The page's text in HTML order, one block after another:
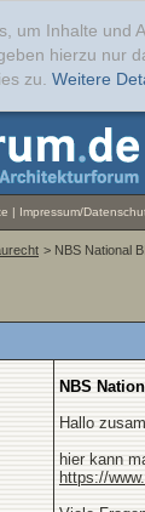
um Inhalte und
hierzu nur
zu. Weitere
| Impressum/
> NBS National
NBS
Hallo
hier kann
https://